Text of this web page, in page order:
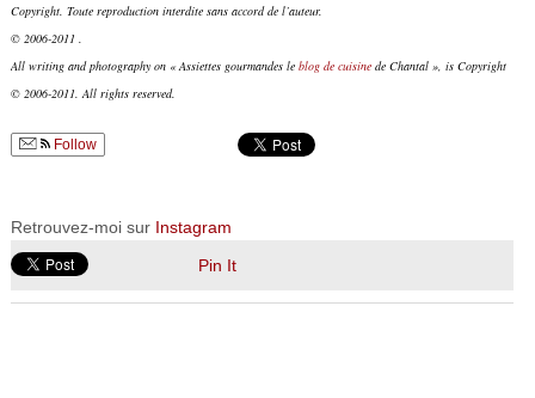
Copyright. Toute reproduction interdite sans accord de l’auteur.
© 2006-2011 .
All writing and photography on « Assiettes gourmandes le blog de cuisinede Chantal », is Copyright
© 2006-2011. All rights reserved.
Follow
Retrouvez-moi sur Instagram
Pin It